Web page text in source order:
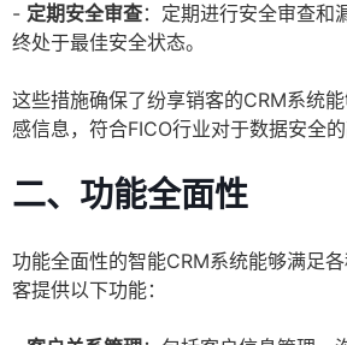
- 定期安全审查：定期进行安全审查和
终处于最佳安全状态。
这些措施确保了纷享销客的CRM系统
感信息，符合FICO行业对于数据安全的
二、功能全面性
功能全面性的智能CRM系统能够满足
客提供以下功能：